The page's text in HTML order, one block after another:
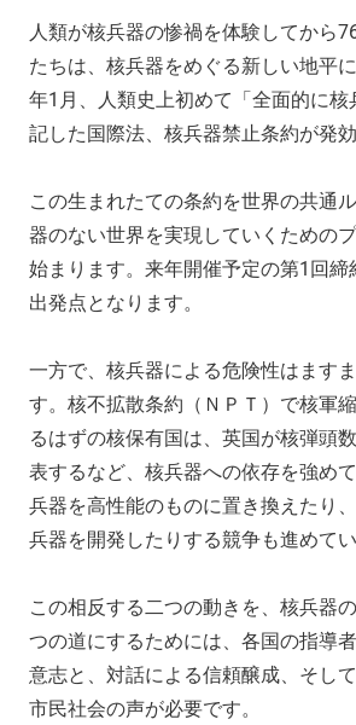
人類が核兵器の惨禍を体験してから
たちは、核兵器をめぐる新しい地平
年1月、人類史上初めて「全面的に核
記した国際法、核兵器禁止条約が発効
この生まれたての条約を世界の共通
器のない世界を実現していくための
始まります。来年開催予定の第1回締
出発点となります。
一方で、核兵器による危険性はます
す。核不拡散条約（ＮＰＴ）で核軍
るはずの核保有国は、英国が核弾頭
表するなど、核兵器への依存を強め
兵器を高性能のものに置き換えたり
兵器を開発したりする競争も進めてい
この相反する二つの動きを、核兵器
つの道にするためには、各国の指導
意志と、対話による信頼醸成、そし
市民社会の声が必要です。